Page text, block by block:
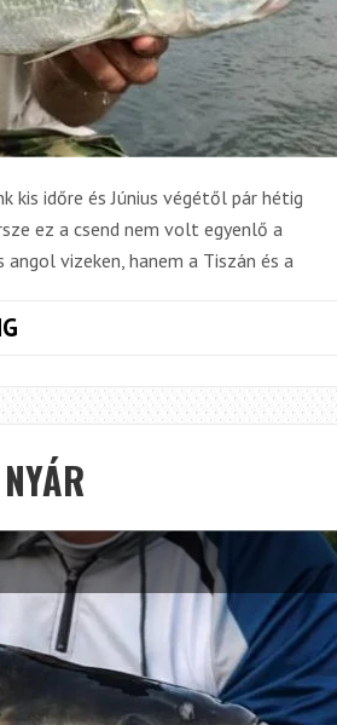
kis időre és Június végétől pár hétig
ez a csend nem volt egyenlő a
vizeken, hanem a Tiszán és a
BARANGOLÁSOK
TISZA
PARTJÁN
MAGYAR
2019